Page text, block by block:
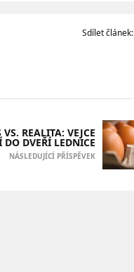
Sdílet článek:
VS. REALITA: VEJCE
DO DVEŘÍ LEDNICE
NÁSLEDUJÍCÍ PŘÍSPĚVEK